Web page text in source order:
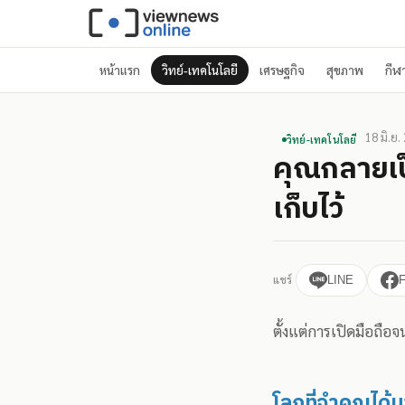
หน้าแรก วิทย์-เทคโนโลยี เศรษฐกิจ สุขภาพ กีฬ
วิทย์-เทคโนโลยี 18 มิ.ย.
คุณกลายเ
เก็บไว้
แชร์ LINE
ตั้งแต่การเปิดมือถือ